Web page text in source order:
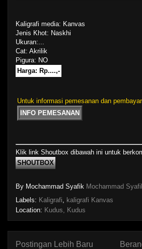
Kaligrafi media: Kanvas
Jenis Khot: Naskhi
Ukuran:...
Cat: Akrilik
Pigura: NO
Harga: Rp....,-
Untuk informasi pemesanan dan
INFO PEMESANAN
Klik link Shoutbox dibawah ini untuk
SHOUTBOX
By Mochammad Syafik Mochammad
Labels: Kaligrafi, kaligrafi Kanvas
Location: Kudus, Kudus
Postingan Lebih Baru